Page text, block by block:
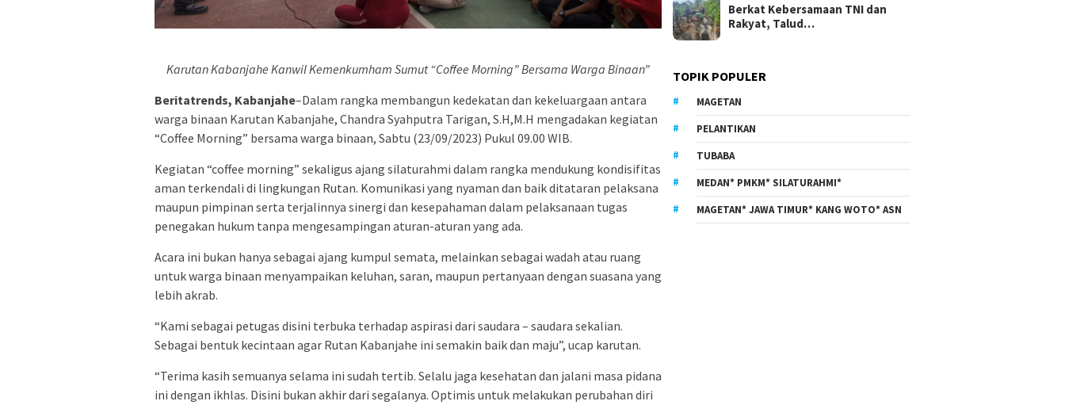
Karutan Kabanjahe Kanwil Kemenkumham Sumut “Coffee Morning” Bersama Warga Binaan”
Beritatrends, Kabanjahe–Dalam rangka membangun kedekatan dan kekeluargaan antara
warga binaan Karutan Kabanjahe, Chandra Syahputra Tarigan, S.H,M.H mengadakan kegiatan
“Coffee Morning” bersama warga binaan, Sabtu (23/09/2023) Pukul 09.00 WIB.
Kegiatan “coffee morning” sekaligus ajang silaturahmi dalam rangka mendukung kondisifitas
aman terkendali di lingkungan Rutan. Komunikasi yang nyaman dan baik ditataran pelaksana
maupun pimpinan serta terjalinnya sinergi dan kesepahaman dalam pelaksanaan tugas
penegakan hukum tanpa mengesampingan aturan-aturan yang ada.
Acara ini bukan hanya sebagai ajang kumpul semata, melainkan sebagai wadah atau ruang
untuk warga binaan menyampaikan keluhan, saran, maupun pertanyaan dengan suasana yang
lebih akrab.
“Kami sebagai petugas disini terbuka terhadap aspirasi dari saudara – saudara sekalian.
Sebagai bentuk kecintaan agar Rutan Kabanjahe ini semakin baik dan maju”, ucap karutan.
“Terima kasih semuanya selama ini sudah tertib. Selalu jaga kesehatan dan jalani masa pidana
ini dengan ikhlas. Disini bukan akhir dari segalanya. Optimis untuk melakukan perubahan diri
Berkat Kebersamaan TNI dan
Rakyat, Talud…
TOPIK POPULER
MAGETAN
PELANTIKAN
TUBABA
MEDAN* PMKM* SILATURAHMI*
MAGETAN* JAWA TIMUR* KANG WOTO* ASN